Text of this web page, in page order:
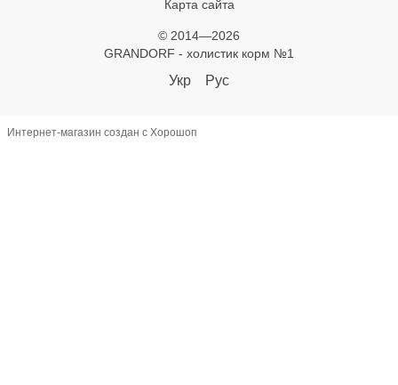
Карта сайта
© 2014—2026
GRANDORF - холистик корм №1
Укр Рус
Интернет-магазин создан с Хорошоп